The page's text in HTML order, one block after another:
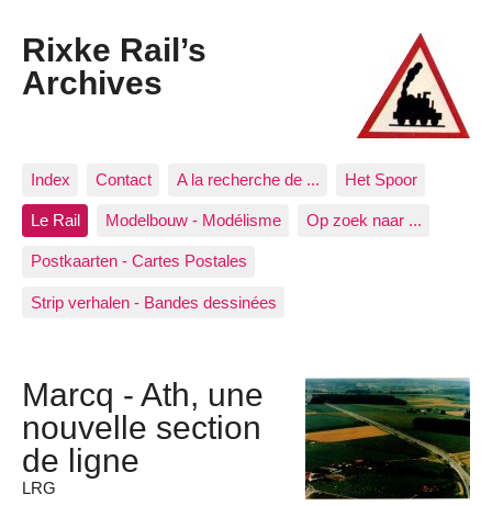
Rixke Rail’s
Archives
Index Contact A la recherche de ... Het Spoor
Le Rail Modelbouw - Modélisme Op zoek naar ...
Postkaarten - Cartes Postales
Strip verhalen - Bandes dessinées
Marcq - Ath, une
nouvelle section
de ligne
LRG